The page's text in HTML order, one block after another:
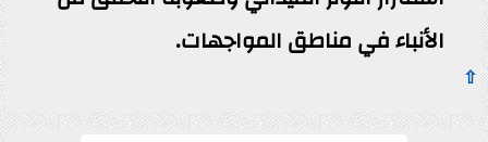
الأنباء في مناطق المواجهات.
⇧